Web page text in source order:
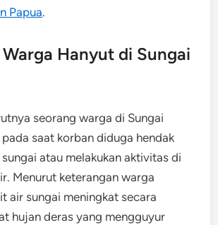
Papua.
Hanyut di Sungai
seorang warga di Sungai
saat korban diduga hendak
atau melakukan aktivitas di
Menurut keterangan warga
air sungai meningkat secara
hujan deras yang mengguyur